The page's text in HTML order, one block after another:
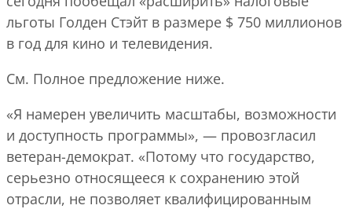
льготы Голден Стэйт в размере $ 750 миллионов
в год для кино и телевидения.
См. Полное предложение ниже.
«Я намерен увеличить масштабы, возможности
и доступность программы», — провозгласил
ветеран-демократ. «Потому что государство,
серьезно относящееся к сохранению этой
отрасли, не позволяет квалифицированным